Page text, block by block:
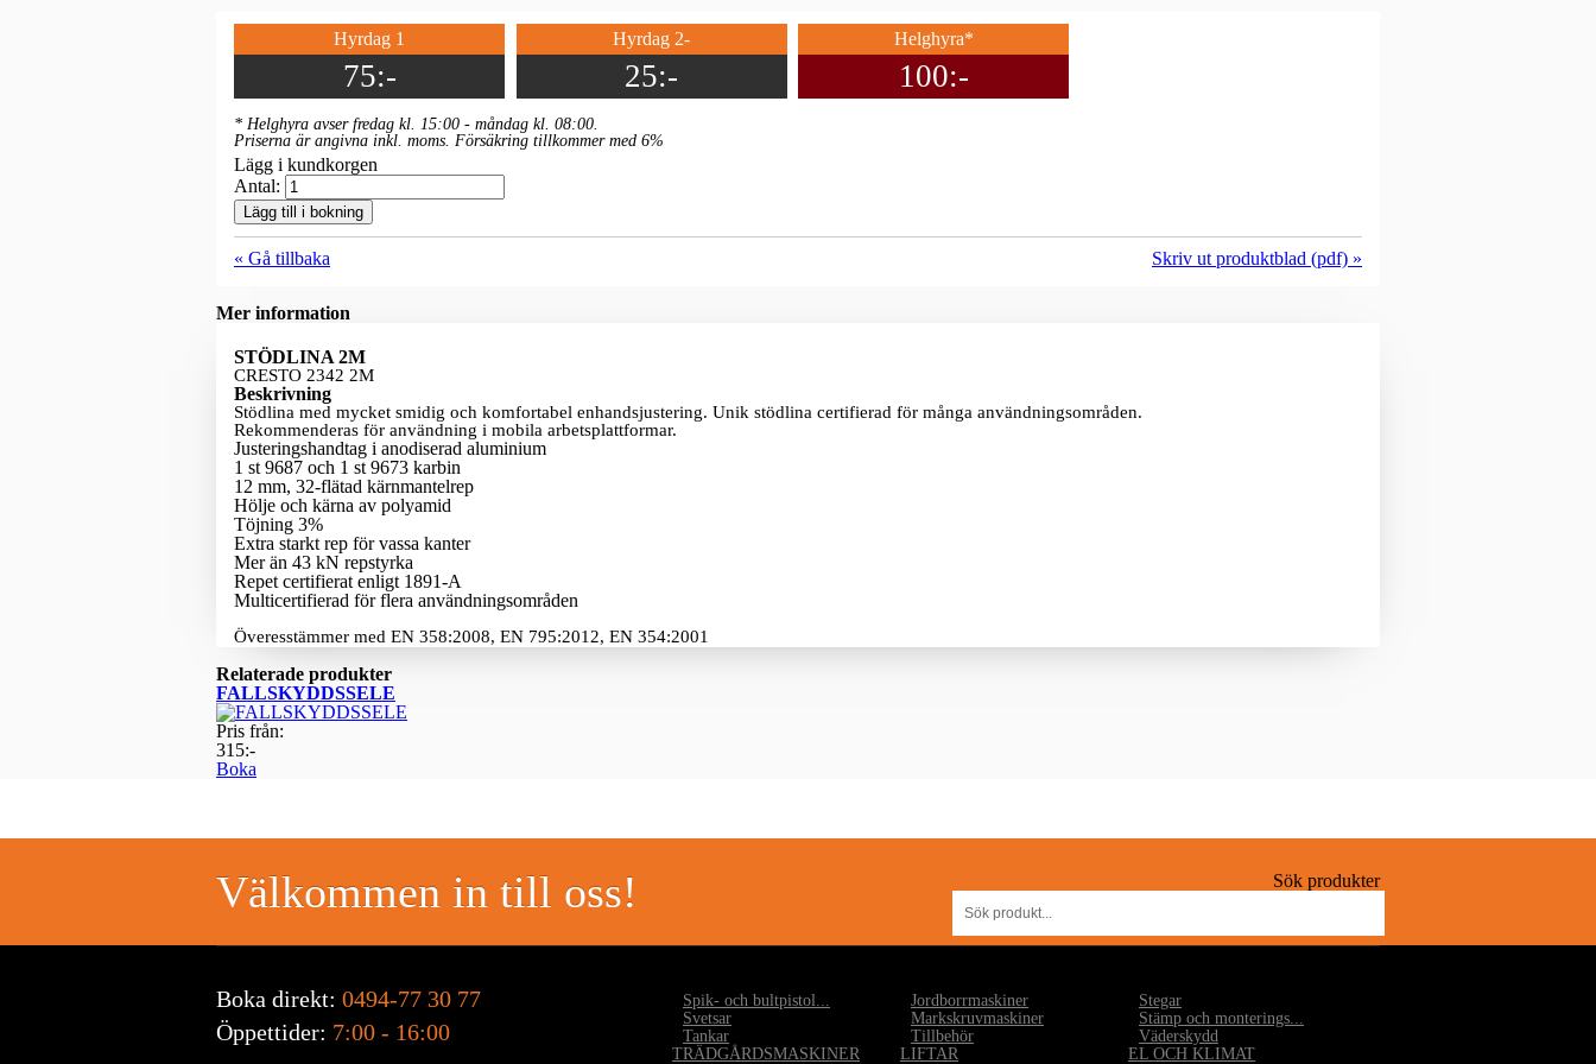
Hyrdag 1
75:-
Hyrdag 2-
25:-
Helghyra*
100:-
* Helghyra avser fredag kl. 15:00 - måndag kl. 08:00.
Priserna är angivna inkl. moms. Försäkring tillkommer med 6%
Lägg i kundkorgen
Antal:
Lägg till i bokning
Skriv ut produktblad (pdf) »
« Gå tillbaka
Mer information
STÖDLINA 2M
CRESTO 2342 2M
Beskrivning
Stödlina med mycket smidig och komfortabel enhandsjustering. Unik stödlina certifierad för många användningsområden.
Rekommenderas för användning i mobila arbetsplattformar.
Justeringshandtag i anodiserad aluminium
1 st 9687 och 1 st 9673 karbin
12 mm, 32-flätad kärnmantelrep
Hölje och kärna av polyamid
Töjning 3%
Extra starkt rep för vassa kanter
Mer än 43 kN repstyrka
Repet certifierat enligt 1891-A
Multicertifierad för flera användningsområden
Överesstämmer med EN 358:2008, EN 795:2012, EN 354:2001
Relaterade produkter
FALLSKYDDSSELE
Pris från:
315:-
Boka
Välkommen in till oss! Sök produkter
Boka direkt: 0494-77 30 77
Öppettider: 7:00 - 16:00
Spik- och bultpistol...
Svetsar
Tankar
TRÄDGÅRDSMASKINER
Jordborrmaskiner
Markskruvmaskiner
Tillbehör
LIFTAR
Stegar
Stämp och monterings...
Väderskydd
EL OCH KLIMAT